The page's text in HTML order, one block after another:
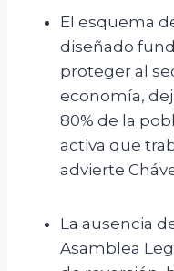
El esquema
diseñado
proteger al
economía,
80% de la
activa que
advierte
La ausencia
Asamblea